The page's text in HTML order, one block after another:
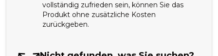
vollständig zufrieden sein, können Sie das
Produkt ohne zusätzliche Kosten
zurückgeben.